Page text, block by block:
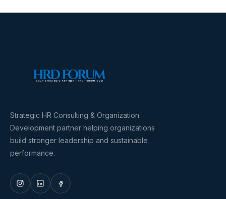
Strategic HR Consulting & Organization
Development partner helping organizations
build stronger leadership and sustainable
performance.